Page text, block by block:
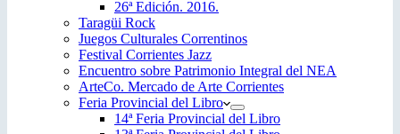
26ª Edición. 2016.
Taragüi Rock
Juegos Culturales Correntinos
Festival Corrientes Jazz
Encuentro sobre Patrimonio Integral del NEA
ArteCo. Mercado de Arte Corrientes
Feria Provincial del Libro
14ª Feria Provincial del Libro